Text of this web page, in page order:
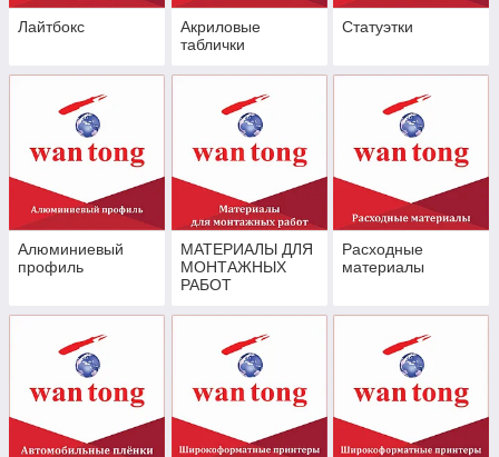
Лайтбокс
Акриловые
таблички
Статуэтки
Алюминиевый
профиль
МАТЕРИАЛЫ ДЛЯ
МОНТАЖНЫХ
РАБОТ
Расходные
материалы